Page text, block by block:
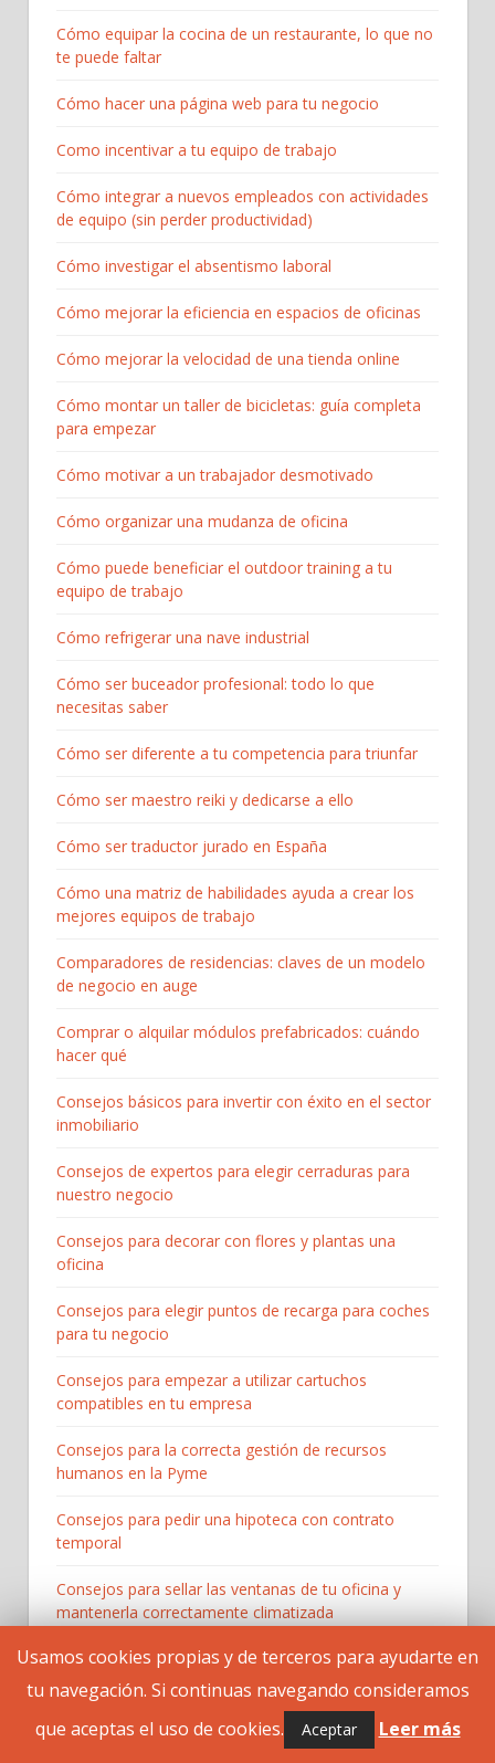
Cómo equipar la cocina de un restaurante, lo que no
te puede faltar
Cómo hacer una página web para tu negocio
Como incentivar a tu equipo de trabajo
Cómo integrar a nuevos empleados con actividades
de equipo (sin perder productividad)
Cómo investigar el absentismo laboral
Cómo mejorar la eficiencia en espacios de oficinas
Cómo mejorar la velocidad de una tienda online
Cómo montar un taller de bicicletas: guía completa
para empezar​
Cómo motivar a un trabajador desmotivado
Cómo organizar una mudanza de oficina
Cómo puede beneficiar el outdoor training a tu
equipo de trabajo
Cómo refrigerar una nave industrial
Cómo ser buceador profesional: todo lo que
necesitas saber
Cómo ser diferente a tu competencia para triunfar
Cómo ser maestro reiki y dedicarse a ello
Cómo ser traductor jurado en España
Cómo una matriz de habilidades ayuda a crear los
mejores equipos de trabajo
Comparadores de residencias: claves de un modelo
de negocio en auge
Comprar o alquilar módulos prefabricados: cuándo
hacer qué
Consejos básicos para invertir con éxito en el sector
inmobiliario
Consejos de expertos para elegir cerraduras para
nuestro negocio
Consejos para decorar con flores y plantas una
oficina
Consejos para elegir puntos de recarga para coches
para tu negocio
Consejos para empezar a utilizar cartuchos
compatibles en tu empresa
Consejos para la correcta gestión de recursos
humanos en la Pyme
Consejos para pedir una hipoteca con contrato
temporal
Consejos para sellar las ventanas de tu oficina y
mantenerla correctamente climatizada
Consejos y tips para la iluminación de tu negocio
Cuáles son las funciones principales de los abogados
Cualidades que un buen hosting debe de tener para
Usamos cookies propias y de terceros para ayudarte en
tu navegación. Si continuas navegando consideramos
que aceptas el uso de cookies.
Aceptar Leer más